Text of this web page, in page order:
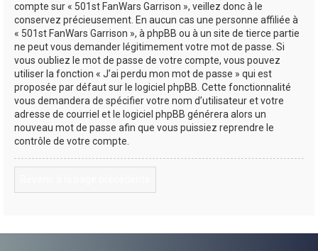
compte sur « 501st FanWars Garrison », veillez donc à le
conservez précieusement. En aucun cas une personne affiliée à
« 501st FanWars Garrison », à phpBB ou à un site de tierce partie
ne peut vous demander légitimement votre mot de passe. Si
vous oubliez le mot de passe de votre compte, vous pouvez
utiliser la fonction « J’ai perdu mon mot de passe » qui est
proposée par défaut sur le logiciel phpBB. Cette fonctionnalité
vous demandera de spécifier votre nom d’utilisateur et votre
adresse de courriel et le logiciel phpBB générera alors un
nouveau mot de passe afin que vous puissiez reprendre le
contrôle de votre compte.